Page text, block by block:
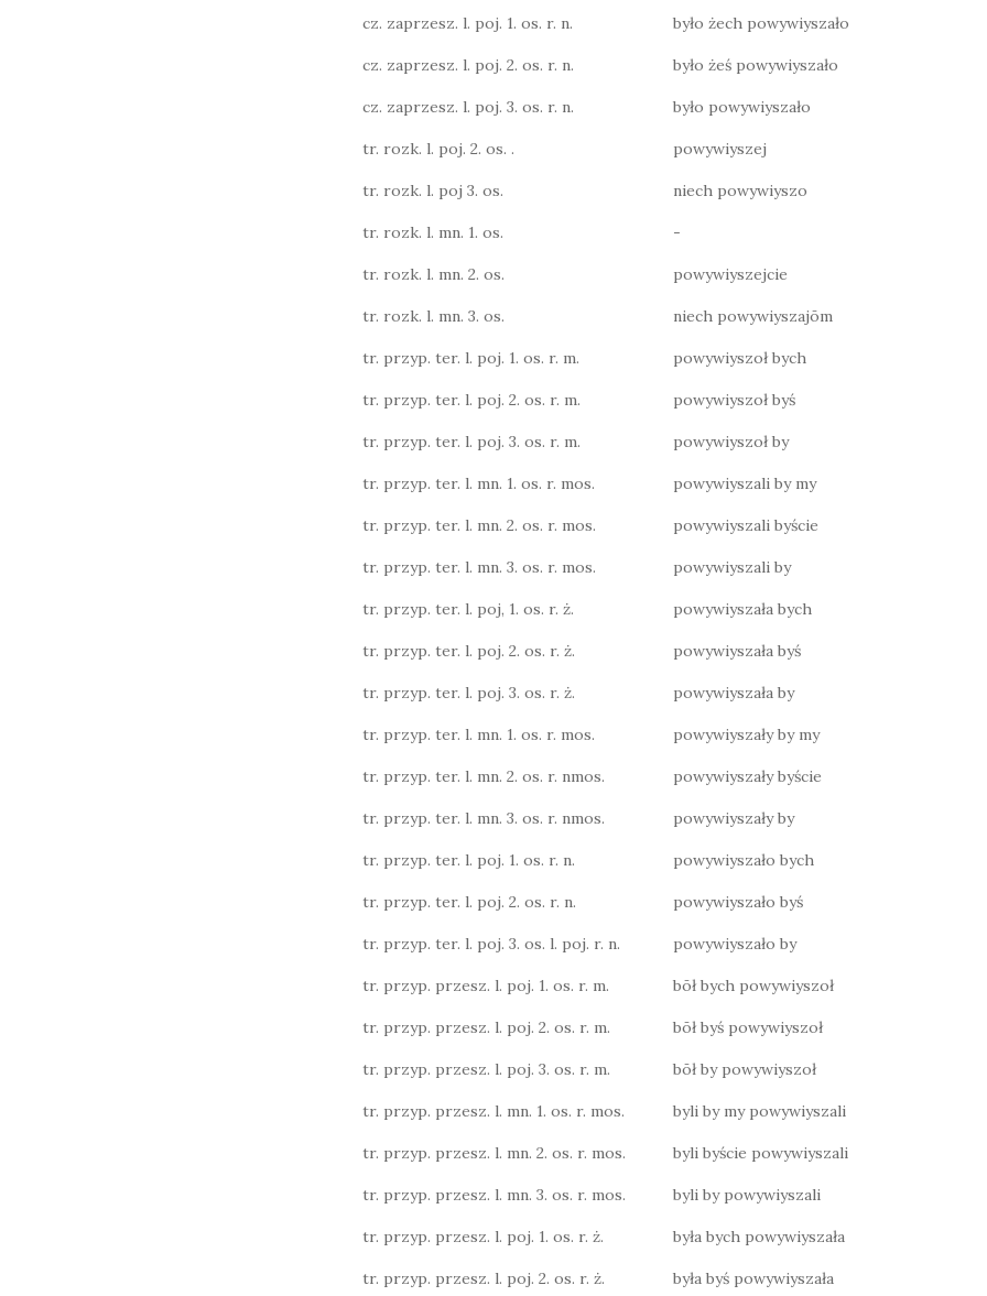
cz. zaprzesz. l. poj. 1. os. r. n. było żech powywiyszało
cz. zaprzesz. l. poj. 2. os. r. n. było żeś powywiyszało
cz. zaprzesz. l. poj. 3. os. r. n. było powywiyszało
tr. rozk. l. poj. 2. os. . powywiyszej
tr. rozk. l. poj 3. os. niech powywiyszo
tr. rozk. l. mn. 1. os. -
tr. rozk. l. mn. 2. os. powywiyszejcie
tr. rozk. l. mn. 3. os. niech powywiyszajōm
tr. przyp. ter. l. poj. 1. os. r. m. powywiyszoł bych
tr. przyp. ter. l. poj. 2. os. r. m. powywiyszoł byś
tr. przyp. ter. l. poj. 3. os. r. m. powywiyszoł by
tr. przyp. ter. l. mn. 1. os. r. mos. powywiyszali by my
tr. przyp. ter. l. mn. 2. os. r. mos. powywiyszali byście
tr. przyp. ter. l. mn. 3. os. r. mos. powywiyszali by
tr. przyp. ter. l. poj, 1. os. r. ż. powywiyszała bych
tr. przyp. ter. l. poj. 2. os. r. ż. powywiyszała byś
tr. przyp. ter. l. poj. 3. os. r. ż. powywiyszała by
tr. przyp. ter. l. mn. 1. os. r. mos. powywiyszały by my
tr. przyp. ter. l. mn. 2. os. r. nmos. powywiyszały byście
tr. przyp. ter. l. mn. 3. os. r. nmos. powywiyszały by
tr. przyp. ter. l. poj. 1. os. r. n. powywiyszało bych
tr. przyp. ter. l. poj. 2. os. r. n. powywiyszało byś
tr. przyp. ter. l. poj. 3. os. l. poj. r. n. powywiyszało by
tr. przyp. przesz. l. poj. 1. os. r. m. bōł bych powywiyszoł
tr. przyp. przesz. l. poj. 2. os. r. m. bōł byś powywiyszoł
tr. przyp. przesz. l. poj. 3. os. r. m. bōł by powywiyszoł
tr. przyp. przesz. l. mn. 1. os. r. mos. byli by my powywiyszali
tr. przyp. przesz. l. mn. 2. os. r. mos. byli byście powywiyszali
tr. przyp. przesz. l. mn. 3. os. r. mos. byli by powywiyszali
tr. przyp. przesz. l. poj. 1. os. r. ż. była bych powywiyszała
tr. przyp. przesz. l. poj. 2. os. r. ż. była byś powywiyszała